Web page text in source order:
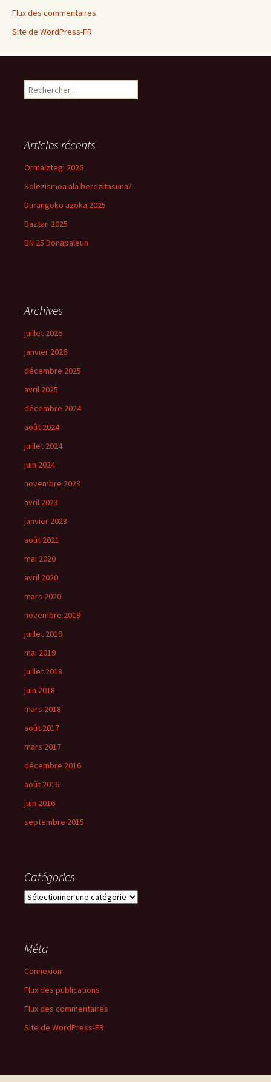
Flux des commentaires
Site de WordPress-FR
Rechercher :
Articles récents
Ormaiztegi 2026
Solezismoa ala berezitasuna?
Durangoko azoka 2025
Baztan 2025
BN 25 Donapaleun
Archives
juillet 2026
janvier 2026
décembre 2025
avril 2025
décembre 2024
août 2024
juillet 2024
juin 2024
novembre 2023
avril 2023
janvier 2023
août 2021
mai 2020
avril 2020
mars 2020
novembre 2019
juillet 2019
mai 2019
juillet 2018
juin 2018
mars 2018
août 2017
mars 2017
décembre 2016
août 2016
juin 2016
septembre 2015
Catégories
Catégories
Méta
Connexion
Flux des publications
Flux des commentaires
Site de WordPress-FR